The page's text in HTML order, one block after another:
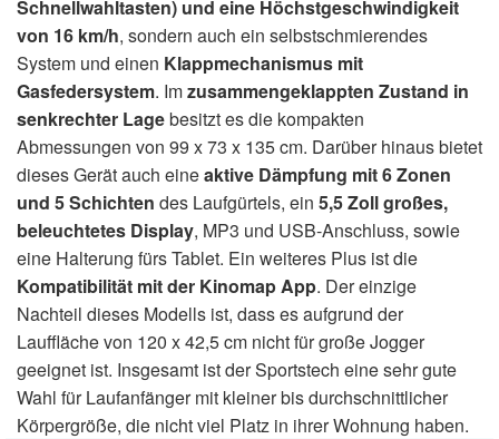
Schnellwahltasten) und eine Höchstgeschwindigkeit
von 16 km/h, sondern auch ein selbstschmierendes
System und einen Klappmechanismus mit
Gasfedersystem. Imzusammengeklappten Zustand in
senkrechter Lagebesitzt es die kompakten
Abmessungen von 99 x 73 x 135 cm. Darüber hinaus bietet
dieses Gerät auch eineaktive Dämpfung mit 6 Zonen
und 5 Schichten des Laufgürtels, ein 5,5 Zoll großes,
beleuchtetes Display, MP3 und USB-Anschluss, sowie
eine Halterung fürs Tablet. Ein weiteres Plus ist die
Kompatibilität mit der Kinomap App. Der einzige
Nachteil dieses Modells ist, dass es aufgrund der
Lauffläche von 120 x 42,5 cm nicht für große Jogger
geeignet ist. Insgesamt ist der Sportstech eine sehr gute
Wahl für Laufanfänger mit kleiner bis durchschnittlicher
Körpergröße, die nicht viel Platz in ihrer Wohnung haben.